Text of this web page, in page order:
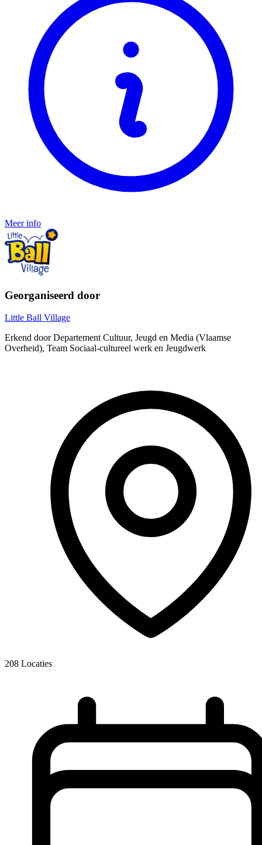
Meer info
Georganiseerd door
Little Ball Village
Erkend door Departement Cultuur, Jeugd en Media (Vlaamse
Overheid), Team Sociaal-cultureel werk en Jeugdwerk
208 Locaties